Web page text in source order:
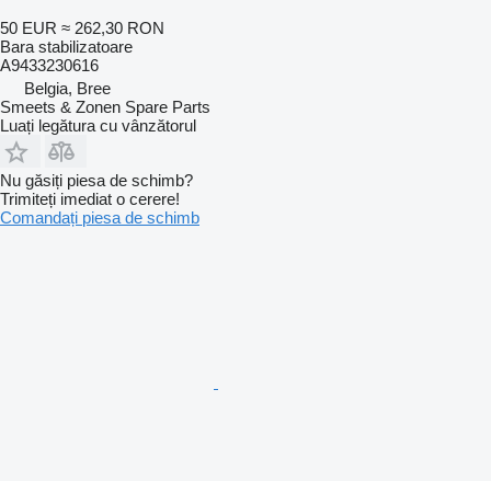
50 EUR ≈ 262,30 RON
Bara stabilizatoare
A9433230616
Belgia, Bree
Smeets & Zonen Spare Parts
Luați legătura cu vânzătorul
Nu găsiți piesa de schimb?
Trimiteți imediat o cerere!
Comandați piesa de schimb